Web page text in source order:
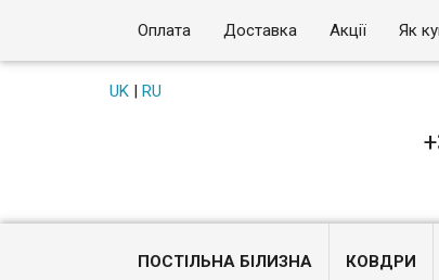
Оплата Доставка Акції Як
UK| RU
ПОСТІЛЬНА БІЛИЗНА КОВДРИ